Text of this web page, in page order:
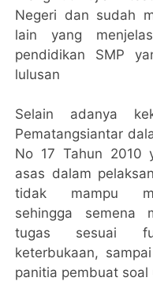
Negeri dan sudah
lain yang
pendidikan SMP
lulusan
Selain adanya
Pematangsiantar
No 17 Tahun 2010
asas dalam
tidak mampu
sehingga semena
tugas sesuai
keterbukaan,
panitia pembuat soal